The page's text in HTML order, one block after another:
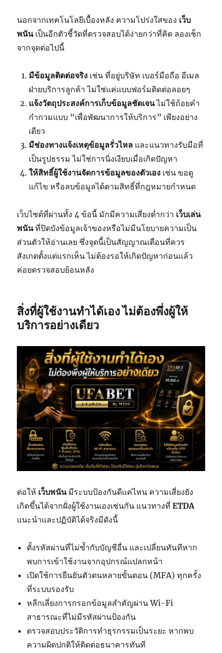
นอกจากเทคโนโลยีเบื้องหลัง ความโปร่งใสของ เว็บ
พนันเป็นอีกตัวชี้วัดที่ตรวจสอบได้ง่ายกว่าที่คิด ลองเช็ก
จากจุดต่อไปนี้
มีข้อมูลติดต่อจริง เช่น ที่อยู่บริษัท เบอร์มือถือ อีเมล
ฝ่ายบริการลูกค้า ไม่ใช่แค่แบบฟอร์มติดต่อลอยๆ
แจ้งวัตถุประสงค์การเก็บข้อมูลชัดเจนไม่ใช้ถ้อยคำ
กำกวมแบบ “เพื่อพัฒนาการให้บริการ” เพียงอย่าง
เดียว
มีช่องทางแจ้งเหตุข้อมูลรั่วไหล และแนวทางรับมือที่
เป็นรูปธรรม ไม่ใช่การนิ่งเงียบเมื่อเกิดปัญหา
ให้สิทธิ์ผู้ใช้งานจัดการข้อมูลของตัวเอง เช่น ขอดู
แก้ไข หรือลบข้อมูลได้ตามสิทธิ์ที่กฎหมายกำหนด
เว็บไซต์ที่ผ่านทั้ง 4 ข้อนี้ มักมีความเสี่ยงต่ำกว่า เว็บเล่น
พนันที่ปิดบังข้อมูลเจ้าของหรือไม่มีนโยบายความเป็น
ส่วนตัวให้อ่านเลย ซึ่งจุดนี้เป็นสัญญาณเตือนที่ควร
สังเกตตั้งแต่แรกเห็น ไม่ต้องรอให้เกิดปัญหาก่อนแล้ว
ค่อยตรวจสอบย้อนหลัง
สิ่งที่ผู้ใช้งานทำได้เอง ไม่ต้องพึ่งผู้ให้
บริการอย่างเดียว
ต่อให้ เว็บพนันมีระบบป้องกันดีแค่ไหน ความเสี่ยงยัง
เกิดขึ้นได้จากฝั่งผู้ใช้งานเองเช่นกัน แนวทางที่ETDA
แนะนำและปฏิบัติได้จริงมีดังนี้
ตั้งรหัสผ่านที่ไม่ซ้ำกับบัญชีอื่น และเปลี่ยนทันทีหาก
พบการเข้าใช้งานจากอุปกรณ์แปลกหน้า
เปิดใช้การยืนยันตัวตนหลายขั้นตอน (MFA) ทุกครั้ง
ที่ระบบรองรับ
หลีกเลี่ยงการกรอกข้อมูลสำคัญผ่าน Wi-Fi
สาธารณะที่ไม่มีรหัสผ่านป้องกัน
ตรวจสอบประวัติการทำธุรกรรมเป็นระยะ หากพบ
ความผิดปกติให้ติดต่อธนาคารทันที